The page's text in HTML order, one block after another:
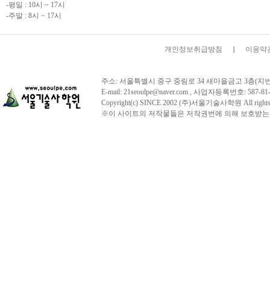
-평일 : 10시 ~ 17시
-주말 : 8시 ~ 17시
개인정보취급방침 이용약
주소: 서울특별시 중구 중림로 34 새마을금고 3층(지
E-mail: 21seoulpe@naver.com , 사업자등록번호:
Copyright(c) SINCE 2002 (주)서울기술사학원 All
※이 사이트의 저작물들은 저작권번에 의해 보호받